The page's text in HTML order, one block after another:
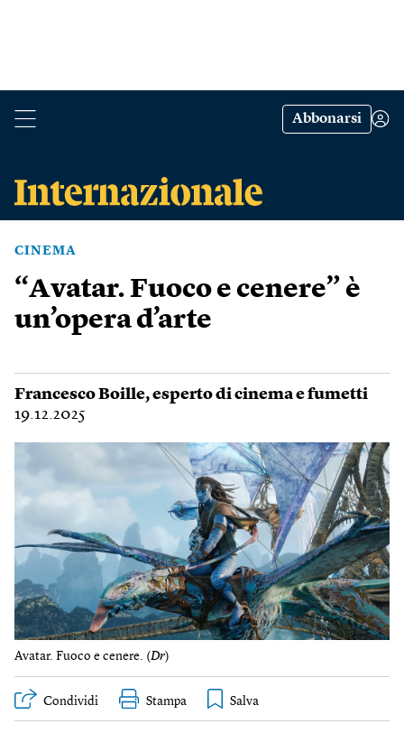
Abbonarsi
CINEMA
“Avatar. Fuoco e cenere” è
un’opera d’arte
Francesco Boille, esperto di cinema e fumetti
19.12.2025
Avatar. Fuoco e cenere. (Dr)
Condividi Stampa